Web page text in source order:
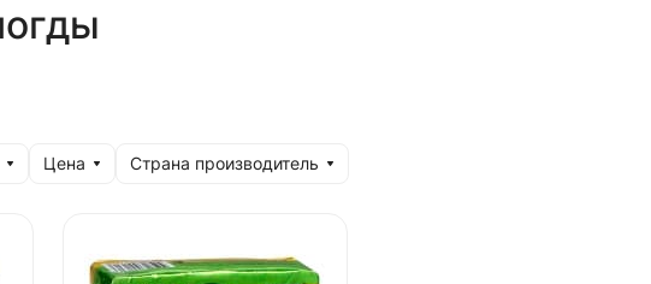
Цена Страна производитель